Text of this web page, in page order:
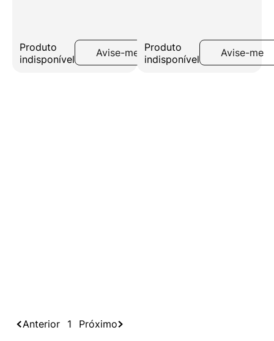
Assistente
Produto
indisponível
Avise-me
Produto
indisponível
Avise-me
Anterior 1 Próximo